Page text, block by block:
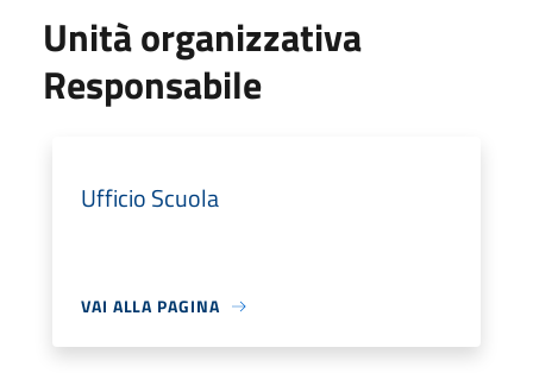
Unità organizzativa
Responsabile
Ufficio Scuola
VAI ALLA PAGINA